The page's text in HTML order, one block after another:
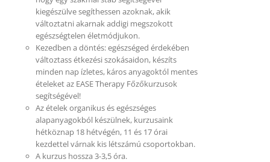
kiegészülve segíthessen azoknak, akik
változtatni akarnak addigi megszokott
egészségtelen életmódjukon.
Kezedben a döntés: egészséged érdekében
változtass étkezési szokásaidon, készíts
minden nap ízletes, káros anyagoktól mentes
ételeket az EASE Therapy Főzőkurzusok
segítségével!
Az ételek organikus és egészséges
alapanyagokból készülnek, kurzusaink
hétköznap 18 hétvégén, 11 és 17 órai
kezdettel várnak kis létszámú csoportokban.
A kurzus hossza 3-3,5 óra.